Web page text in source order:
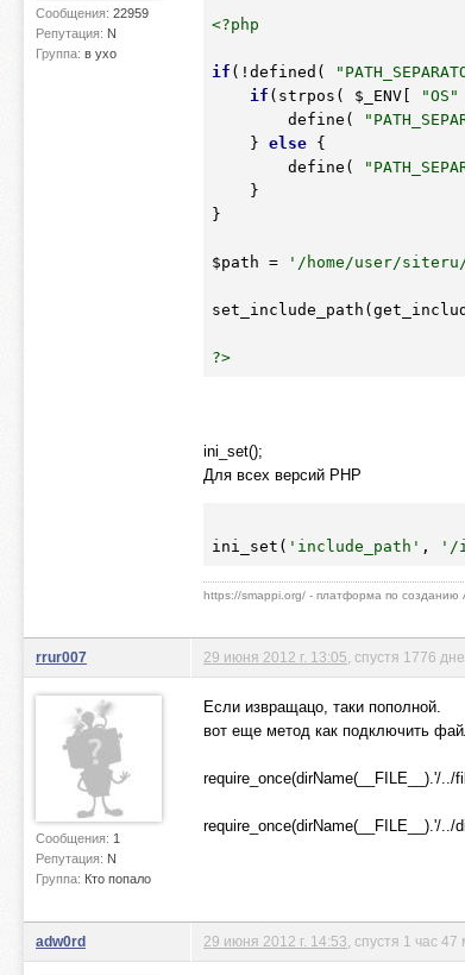
Сообщения: 22959
Репутация: N
Группа: в ухо
<?php
if (!defined(
if (strpos( $_ENV[ "OS"
        define(
    }
else {
        define(
}
$path = '/home/user/
?>
ini_set();
Для всех версий PHP
ini_set( 'include_path' , '/
https://smappi.org/ - платформа по созданию
rrur007
Сообщения: 1
Репутация: N
Группа: Кто попало
29 июня 2012 г. 13:05 , спустя 1776
Если извращацо, таки пополной.
вот еще метод как подключить
require_once(dirName(__FILE__).'/../
require_once(dirName(__FILE__).'/../
adw0rd 29 июня 2012 г. 14:53 , спустя 1 час